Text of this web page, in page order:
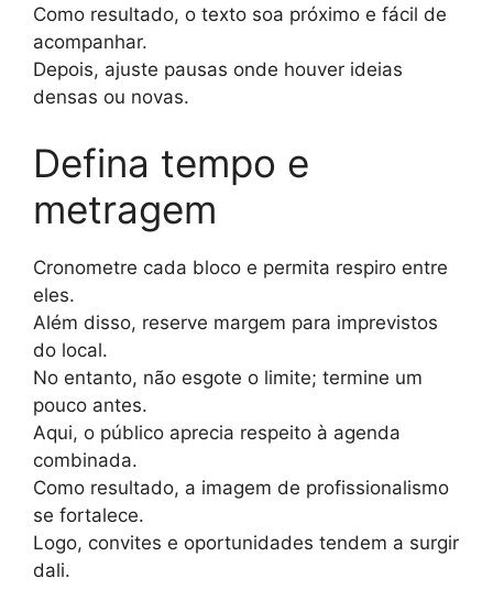
Como resultado, o texto soa próximo e fácil de
acompanhar.
Depois, ajuste pausas onde houver ideias
densas ou novas.
Defina tempo e
metragem
Cronometre cada bloco e permita respiro entre
eles.
Além disso, reserve margem para imprevistos
do local.
No entanto, não esgote o limite; termine um
pouco antes.
Aqui, o público aprecia respeito à agenda
combinada.
Como resultado, a imagem de profissionalismo
se fortalece.
Logo, convites e oportunidades tendem a surgir
dali.